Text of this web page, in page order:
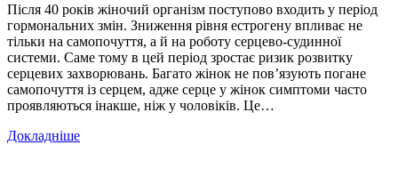
Після 40 років жіночий організм поступово входить у період
гормональних змін. Зниження рівня естрогену впливає не
тільки на самопочуття, а й на роботу серцево-судинної
системи. Саме тому в цей період зростає ризик розвитку
серцевих захворювань. Багато жінок не пов’язують погане
самопочуття із серцем, адже серце у жінок симптоми часто
проявляються інакше, ніж у чоловіків. Це…
Докладніше